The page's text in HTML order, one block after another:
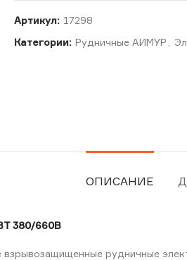
Артикул: 17298
Категории: Рудничные АИМУР
ОПИСАНИЕ
380/660В
рудничные